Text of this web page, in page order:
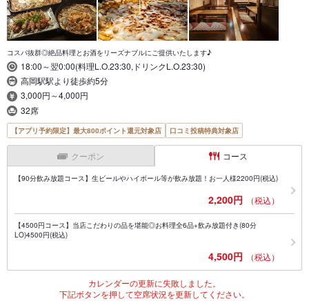
コスパ抜群◎絶品料理とお酒をリーズナブルにご提供いたします♪
18:00～翌0:00(料理L.O.23:30,ドリンクL.O.23:30)
高岡駅駅より徒歩約5分
3,000円～4,000円
32席
【アプリ予約限定】最大800ポイント還元対象店 口コミ投稿特典対象店
クーポン コース
【90分飲み放題コース】生ビールやハイボール等が飲み放題！お一人様2200円(税込)
2,200円 （税込）
【4500円コース】当店こだわりの品を堪能◎お料理全6品+飲み放題付き(80分
LO)4500円(税込)
4,500円 （税込）
カレンダーの更新に失敗しました。
下記ボタンを押して空席状況を更新してください。